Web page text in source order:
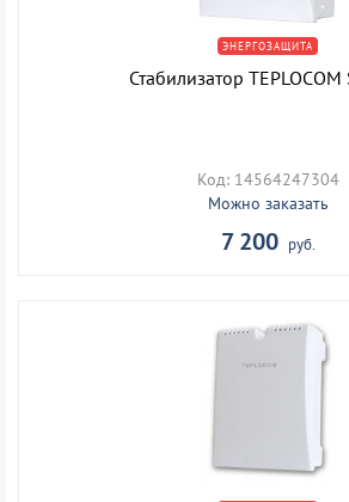
ЭНЕРГОЗАЩИТА
Стабилизатор
Код: 14564247304
Можно заказать
7 200 руб.